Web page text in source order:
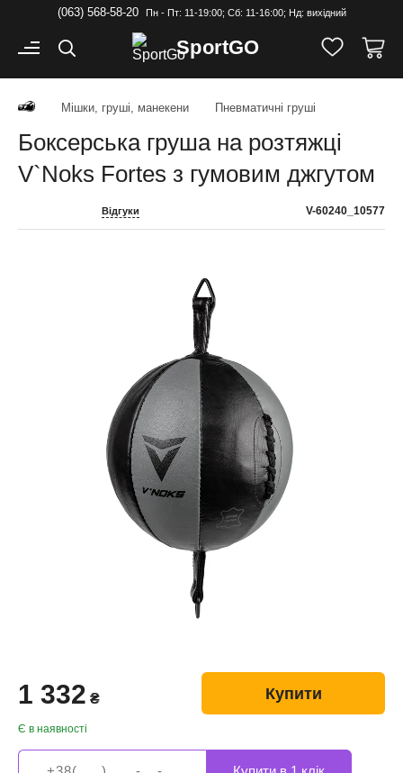
(063) 568-58-20 Пн - Пт: 11-19:00; Cб: 11-16:00; Нд: вихідний
SportGO
Мішки, груші, манекени Пневматичні груші
Боксерська груша на розтяжці
V`Noks Fortes з гумовим джгутом
Відгуки V-60240_10577
1 332 ₴
Є в наявності
Купити